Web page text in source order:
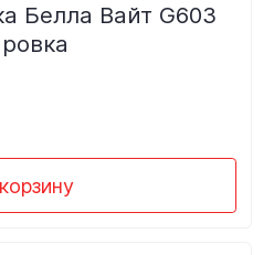
Белла Вайт G603